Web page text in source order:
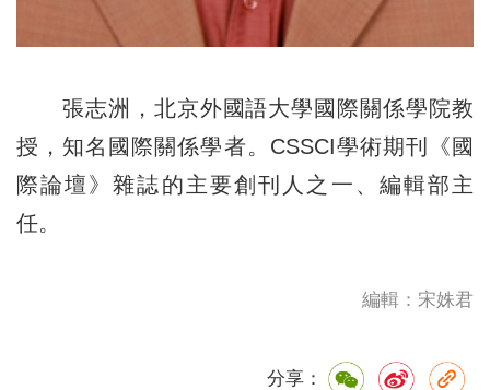
張志洲，北京外國語大學國際關係學院教
授，知名國際關係學者。CSSCI學術期刊《國
際論壇》雜誌的主要創刊人之一、編輯部主
任。
編輯：宋姝君
分享：